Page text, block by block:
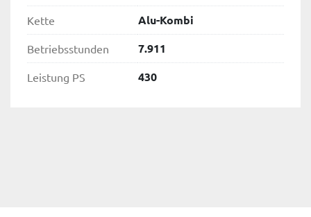
Kette Alu-Kombi
Betriebsstunden 7.911
Leistung PS 430